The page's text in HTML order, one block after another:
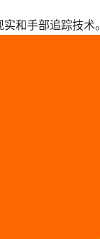
和手部追踪技术。